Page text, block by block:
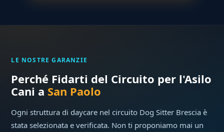
LE NOSTRE GARANZIE
Perché Fidarti del Circuito per l'Asilo
Cani a San Paolo
Ogni struttura di daycare nel circuito Dog Sitter Brescia è
stata selezionata e verificata. Non ti proponiamo mai un